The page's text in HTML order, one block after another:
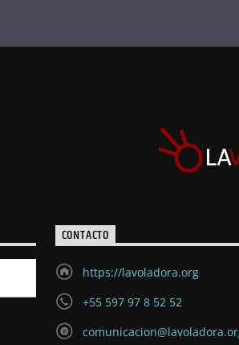
CONTACTO
https://lavoladora.org
+55 597 97 8 52 52